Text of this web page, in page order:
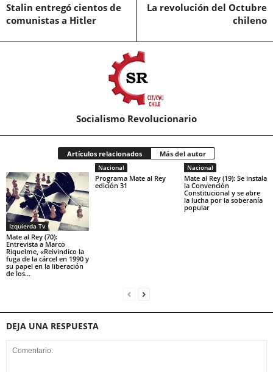
Stalin entregó cientos de
comunistas a Hitler
La revolución del Octubre
chileno
Socialismo Revolucionario
Artículos relacionados Más del autor
Izquierda Tv
Mate al Rey (70):
Entrevista a Marco
Riquelme, «Reivindico la
fuga de la cárcel en 1990 y
su papel en la liberación
de los...
Nacional
Programa Mate al Rey
edición 31
Nacional
Mate al Rey (19): Se instala
la Convención
Constitucional y se abre
la lucha por la soberanía
popular
DEJA UNA RESPUESTA